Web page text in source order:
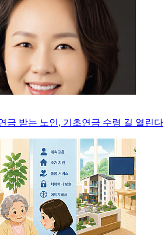
금 받는 노인, 기초연금 수령 길 열린다